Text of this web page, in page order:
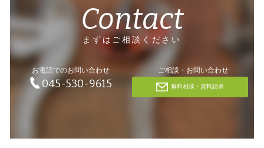
Contact
まずはご相談ください
お電話でのお問い合わせ
045-530-9615
ご相談・お問い合わせ
無料相談・資料請求